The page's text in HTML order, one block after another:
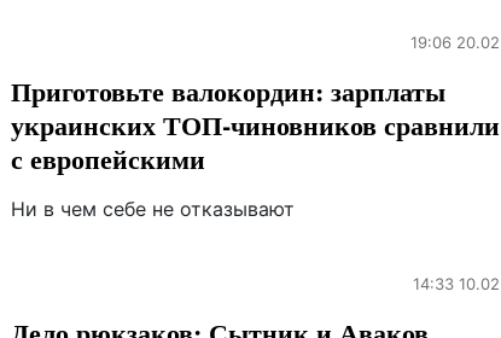
19:06 20.02
Приготовьте валокордин: зарплаты
украинских ТОП-чиновников сравнили
с европейскими
Ни в чем себе не отказывают
14:33 10.02